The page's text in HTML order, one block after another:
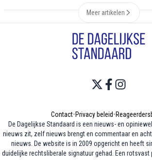
Meer artikelen
Contact•Privacy beleid•
De Dagelijkse Standaard is een nieuws- en
nieuws zit, zelf nieuws brengt en commentaar en
nieuws. De website is in 2009 opgericht en heeft
duidelijke rechtsliberale signatuur gehad. Een